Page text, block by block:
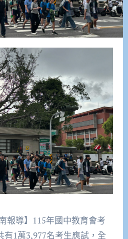
報導】115年國中教育會考
有1萬3,977名考生應試，全